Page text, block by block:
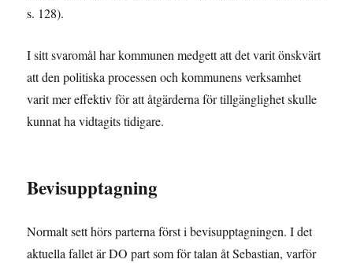
s. 128).
I sitt svaromål har kommunen medgett att det varit önskvärt
att den politiska processen och kommunens verksamhet
varit mer effektiv för att åtgärderna för tillgänglighet skulle
kunnat ha vidtagits tidigare.
Bevisupptagning
Normalt sett hörs parterna först i bevisupptagningen. I det
aktuella fallet är DO part som för talan åt Sebastian, varför